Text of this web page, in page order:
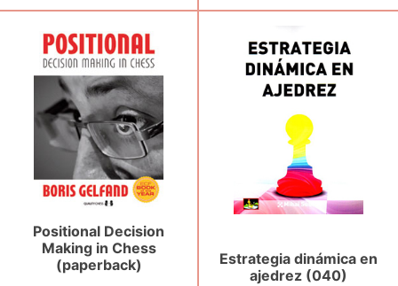
Positional Decision
Making in Chess
(paperback)
Estrategia dinámica en
ajedrez (040)